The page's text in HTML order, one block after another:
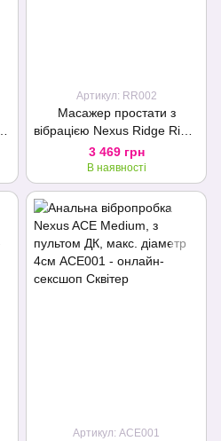
Артикул: RR002
Масажер простати з
вібрацією Nexus Ridge Rider
Purple, макс діаметр 3,7 см,
стимулюючий рельєф
3 469 грн
В наявності
Артикул: ACE001